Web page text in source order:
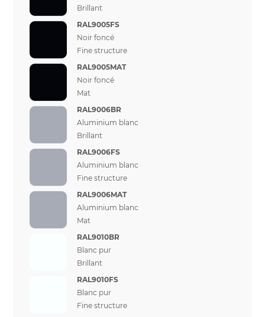
Brillant
RAL9005FS
Noir foncé
Fine structure
RAL9005MAT
Noir foncé
Mat
RAL9006BR
Aluminium blanc
Brillant
RAL9006FS
Aluminium blanc
Fine structure
RAL9006MAT
Aluminium blanc
Mat
RAL9010BR
Blanc pur
Brillant
RAL9010FS
Blanc pur
Fine structure